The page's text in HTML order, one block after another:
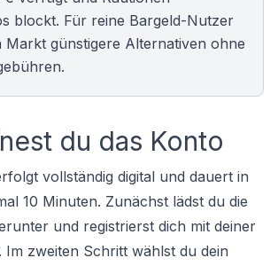
blockt. Für reine Bargeld-Nutzer
Markt günstigere Alternativen ohne
du das Konto
vollständig digital und dauert in
10 Minuten. Zunächst lädst du die
und registrierst dich mit deiner
Im zweiten Schritt wählst du dein